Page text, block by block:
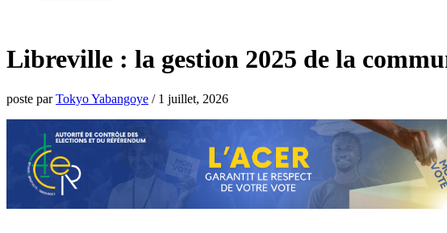
Libreville : la gestion 2025 de la
poste parTokyo Yabangoye / 1 juillet, 2026